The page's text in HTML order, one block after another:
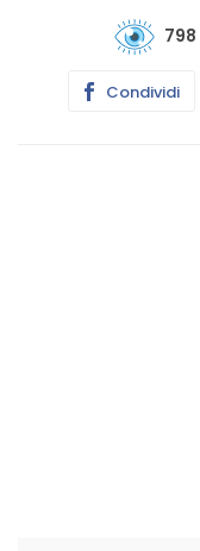
798
Condividi